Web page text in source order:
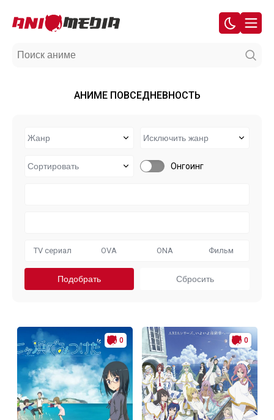
АНИМЕ ПОВСЕДНЕВНОСТЬ
Онгоинг
TV сериал OVA ONA Фильм
0 0